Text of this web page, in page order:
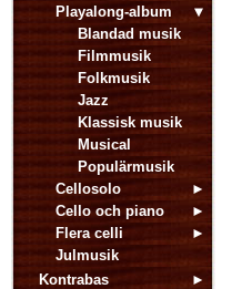
Playalong-album
Blandad musik
Filmmusik
Folkmusik
Jazz
Klassisk musik
Musical
Populärmusik
Cellosolo
Cello och piano
Flera celli
Julmusik
Kontrabas